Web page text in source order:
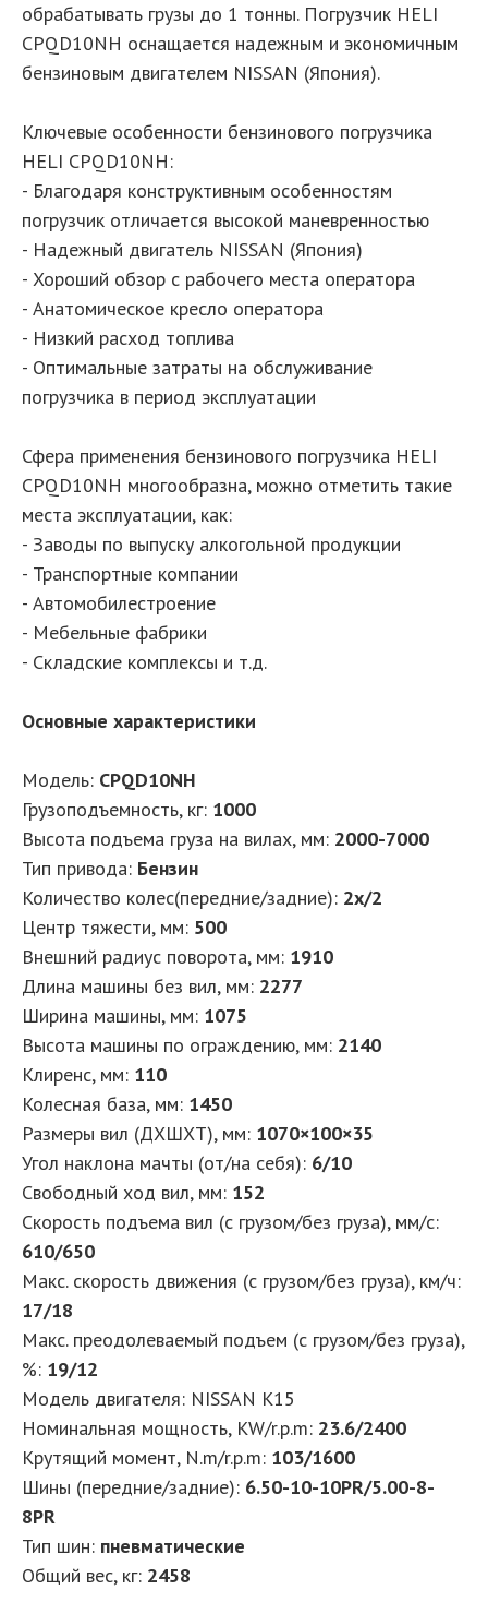
обрабатывать грузы до 1 тонны. Погрузчик HELI
CPQD10NH оснащается надежным и экономичным
бензиновым двигателем NISSAN (Япония).
Ключевые особенности бензинового погрузчика
HELI CPQD10NH:
- Благодаря конструктивным особенностям
погрузчик отличается высокой маневренностью
- Надежный двигатель NISSAN (Япония)
- Хороший обзор c рабочего места оператора
- Анатомическое кресло оператора
- Низкий расход топлива
- Оптимальные затраты на обслуживание
погрузчика в период эксплуатации
Сфера применения бензинового погрузчика HELI
CPQD10NH многообразна, можно отметить такие
места эксплуатации, как:
- Заводы по выпуску алкогольной продукции
- Транспортные компании
- Автомобилестроение
- Мебельные фабрики
- Складские комплексы и т.д.
Основные характеристики
Модель: CPQD10NH
Грузоподъемность, кг: 1000
Высота подъема груза на вилах, мм: 2000-7000
Тип привода: Бензин
Количество колес(передние/задние): 2x/2
Центр тяжести, мм: 500
Внешний радиус поворота, мм: 1910
Длина машины без вил, мм: 2277
Ширина машины, мм: 1075
Высота машины по ограждению, мм: 2140
Клиренс, мм: 110
Колесная база, мм: 1450
Размеры вил (ДXШXТ), мм: 1070×100×35
Угол наклона мачты (от/на себя): 6/10
Свободный ход вил, мм: 152
Скорость подъема вил (с грузом/без груза), мм/с:
610/650
Макс. скорость движения (с грузом/без груза), км/ч:
17/18
Макс. преодолеваемый подъем (с грузом/без груза),
%: 19/12
Модель двигателя: NISSAN K15
Номинальная мощность, KW/r.p.m: 23.6/2400
Крутящий момент, N.m/r.p.m: 103/1600
Шины (передние/задние): 6.50-10-10PR/5.00-8-
8PR
Тип шин: пневматические
Общий вес, кг: 2458